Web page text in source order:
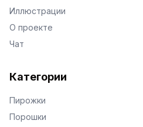
Иллюстрации
О проекте
Чат
Категории
Пирожки
Порошки